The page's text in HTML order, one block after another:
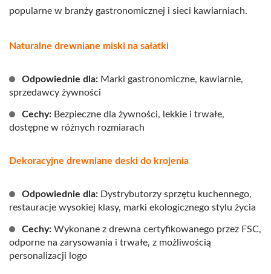
popularne w branży gastronomicznej i sieci kawiarniach.
Naturalne drewniane miski na sałatki
Odpowiednie dla: Marki gastronomiczne, kawiarnie,
sprzedawcy żywności
Cechy: Bezpieczne dla żywności, lekkie i trwałe,
dostępne w różnych rozmiarach
Dekoracyjne drewniane deski do krojenia
Odpowiednie dla: Dystrybutorzy sprzętu kuchennego,
restauracje wysokiej klasy, marki ekologicznego stylu życia
Cechy: Wykonane z drewna certyfikowanego przez FSC,
odporne na zarysowania i trwałe, z możliwością
personalizacji logo